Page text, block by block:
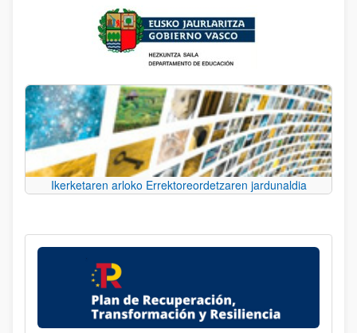
Ikerketaren arloko Errektoreordetzaren jardunaldia